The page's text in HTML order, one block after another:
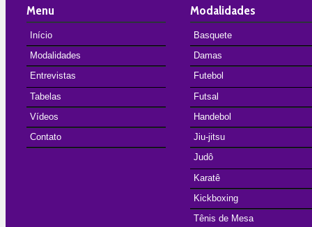
Menu
Início
Modalidades
Entrevistas
Tabelas
Vídeos
Contato
Modalidades
Basquete
Damas
Futebol
Futsal
Handebol
Jiu-jitsu
Judô
Karatê
Kickboxing
Tênis de Mesa